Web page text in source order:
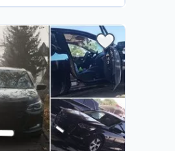
Самаркандский район